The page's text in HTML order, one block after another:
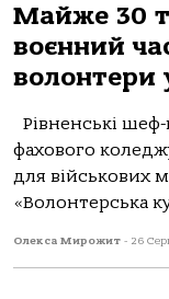
Майже 30
воєнний
волонтери
Рівненські
фахового
для військових
«Волонтерська
Олекса Мирожит - 26